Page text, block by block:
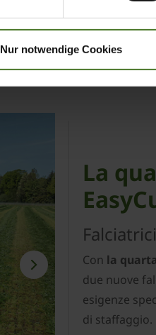
Nur notwendige Cookies
La
Con la
due nuove
esigenze
di staffaggio.